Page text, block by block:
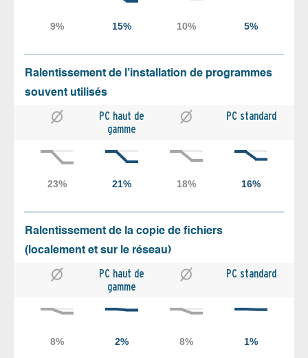
Ralentissement de l’installation de programmes
souvent utilisés
PC haut de
gamme
PC standard
Ralentissement de la copie de fichiers
(localement et sur le réseau)
PC haut de
gamme
PC standard